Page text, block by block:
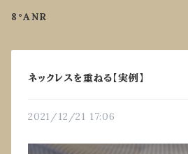
8°ANR
ネックレスを重ねる【実例】
2021/12/21 17:06